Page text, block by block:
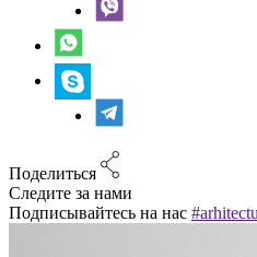
Поделиться
Следите за нами
Подписывайтесь на нас